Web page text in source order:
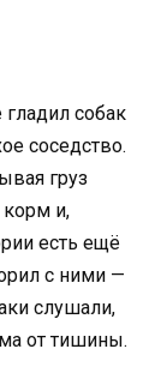
собак
соседство.
груз
корм и,
есть ещё
с ними —
слушали,
от тишины.